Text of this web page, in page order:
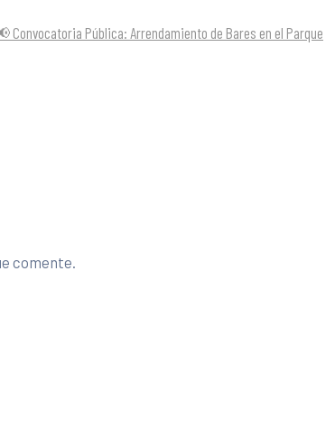
Convocatoria Pública: Arrendamiento de Bares en el Parque
comente.